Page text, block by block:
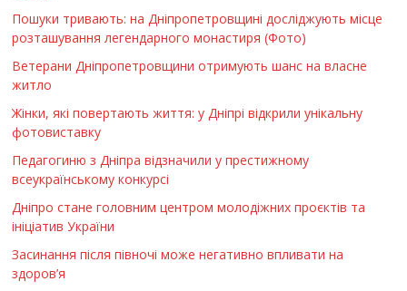
Пошуки тривають: на Дніпропетровщині досліджують місце
розташування легендарного монастиря (Фото)
Ветерани Дніпропетровщини отримують шанс на власне
житло
Жінки, які повертають життя: у Дніпрі відкрили унікальну
фотовиставку
Педагогиню з Дніпра відзначили у престижному
всеукраїнському конкурсі
Дніпро стане головним центром молодіжних проєктів та
ініціатив України
Засинання після півночі може негативно впливати на
здоров’я